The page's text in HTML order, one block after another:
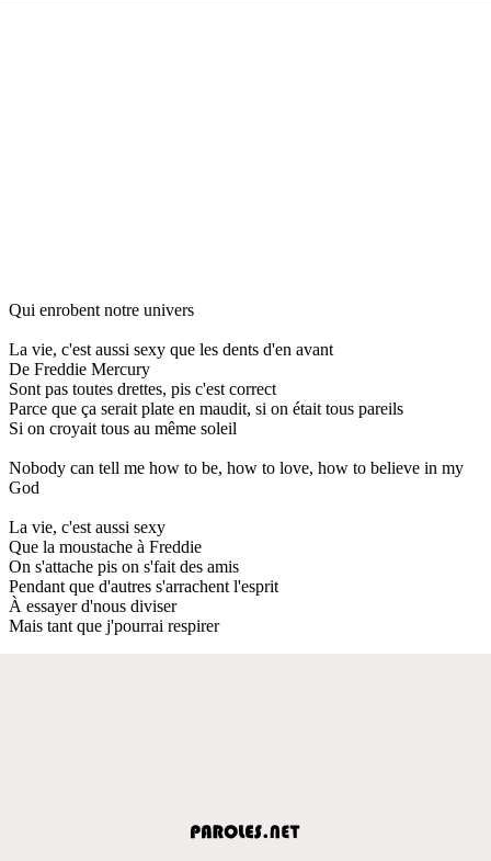
Qui enrobent notre univers
La vie, c'est aussi sexy que les dents d'en avant
De Freddie Mercury
Sont pas toutes drettes, pis c'est correct
Parce que ça serait plate en maudit, si on était tous pareils
Si on croyait tous au même soleil
Nobody can tell me how to be, how to love, how to believe in my
God
La vie, c'est aussi sexy
Que la moustache à Freddie
On s'attache pis on s'fait des amis
Pendant que d'autres s'arrachent l'esprit
À essayer d'nous diviser
Mais tant que j'pourrai respirer